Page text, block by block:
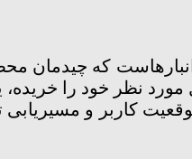
انبارهاست که